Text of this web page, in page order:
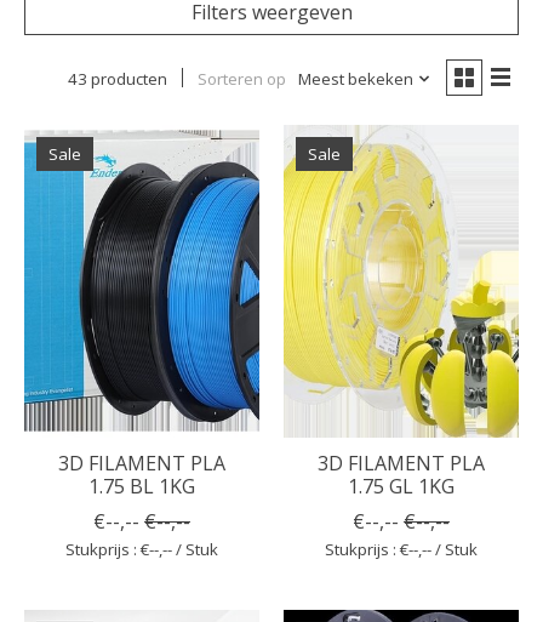
Filters weergeven
43 producten Sorteren op Meest bekeken
Sale
3D FILAMENT PLA
1.75 BL 1KG
€--,-- €--,--
Stukprijs : €--,-- / Stuk
Sale
3D FILAMENT PLA
1.75 GL 1KG
€--,-- €--,--
Stukprijs : €--,-- / Stuk